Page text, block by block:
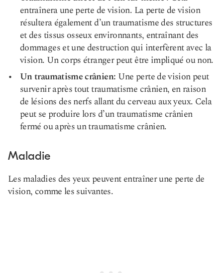
entraînera une perte de vision. La perte de vision
résultera également d’un traumatisme des structures
et des tissus osseux environnants, entraînant des
dommages et une destruction qui interfèrent avec la
vision. Un corps étranger peut être impliqué ou non.
Un traumatisme crânien: Une perte de vision peut
survenir après tout traumatisme crânien, en raison
de lésions des nerfs allant du cerveau aux yeux. Cela
peut se produire lors d’un traumatisme crânien
fermé ou après un traumatisme crânien.
Maladie
Les maladies des yeux peuvent entraîner une perte de
vision, comme les suivantes.